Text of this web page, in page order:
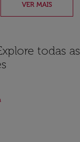
VER MAIS
todas as